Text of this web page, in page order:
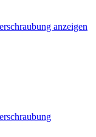
anzeigen